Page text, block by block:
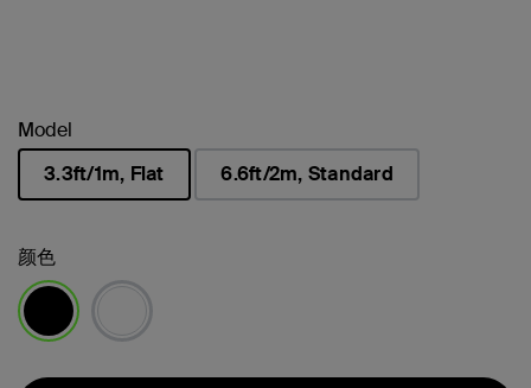
Model
3.3ft/1m, Flat
6.6ft/2m, Standard
颜色